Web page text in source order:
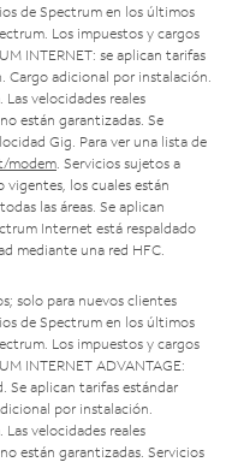
de Spectrum en los últimos
Los impuestos y cargos
INTERNET: se aplican tarifas
Cargo adicional por instalación.
velocidades reales
están garantizadas. Se
Gig. Para ver una lista de
modem . Servicios sujetos a
los cuales están
las áreas. Se aplican
Internet está respaldado
mediante una red HFC.
solo para nuevos clientes
de Spectrum en los últimos
Los impuestos y cargos
INTERNET ADVANTAGE:
Se aplican tarifas estándar
por instalación.
velocidades reales
están garantizadas. Servicios